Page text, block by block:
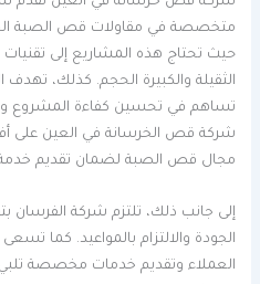
متخصصة في مقاولات قص الصبة
حيث تحتاج هذه المشاريع إلى
الثقيلة والكبيرة الحجم. كذلك،
تساهم في تحسين كفاءة المشروع
شركة قص الخرسانة في العين على
مجال قص الصبة لضمان تقديم خدمة
إلى جانب ذلك، تلتزم شركة الفرسان
الجودة والالتزام بالمواعيد. كما
العملاء وتقديم خدمات مخصصة تلبي